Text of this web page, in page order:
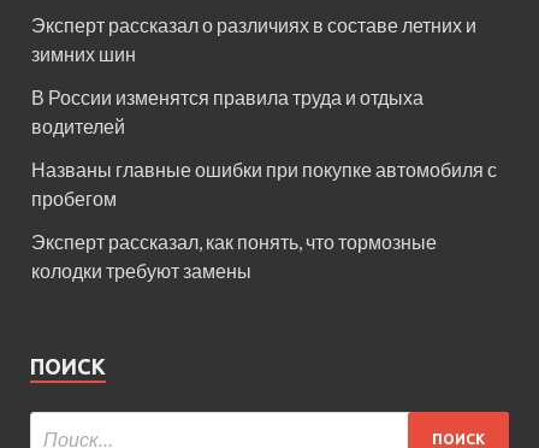
Эксперт рассказал о различиях в составе летних и
зимних шин
В России изменятся правила труда и отдыха
водителей
Названы главные ошибки при покупке автомобиля с
пробегом
Эксперт рассказал, как понять, что тормозные
колодки требуют замены
ПОИСК